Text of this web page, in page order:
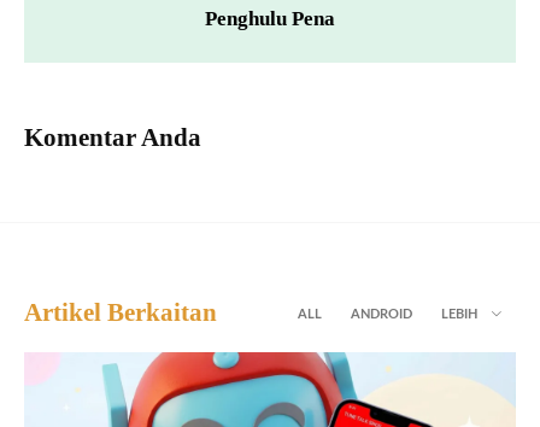
Penghulu Pena
Komentar Anda
Artikel Berkaitan ALL ANDROID LEBIH